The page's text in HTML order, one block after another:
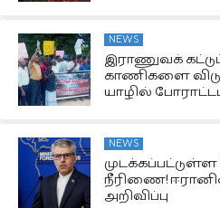
NEWS
இராணுவக்
காணிகளை
யாழில்
NEWS
நீரிணை!
அறிவிப்பு